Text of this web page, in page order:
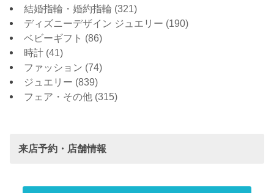
結婚指輪・婚約指輪 (321)
ディズニーデザイン ジュエリー (190)
ベビーギフト (86)
時計 (41)
ファッション (74)
ジュエリー (839)
フェア・その他 (315)
来店予約・店舗情報